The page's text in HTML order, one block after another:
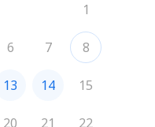
1
6 7 8
13 14 15
20 21 22